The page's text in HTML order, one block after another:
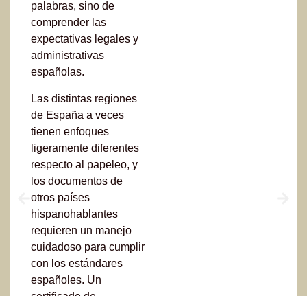
palabras, sino de
comprender las
expectativas legales y
administrativas
españolas.
Las distintas regiones
de España a veces
tienen enfoques
ligeramente diferentes
respecto al papeleo, y
los documentos de
otros países
hispanohablantes
requieren un manejo
cuidadoso para cumplir
con los estándares
españoles. Un